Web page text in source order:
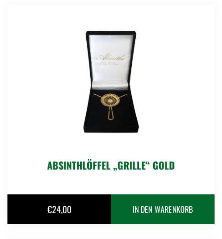
ABSINTHLÖFFEL „GRILLE“ GOLD
€24,00 IN DEN WARENKORB